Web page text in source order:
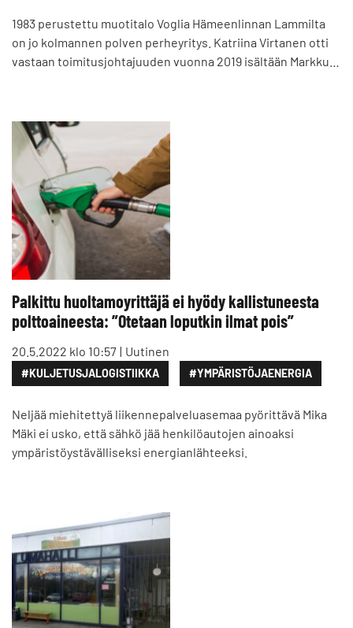
1983 perustettu muotitalo Voglia Hämeenlinnan Lammilta
on jo kolmannen polven perheyritys. Katriina Virtanen otti
vastaan toimitusjohtajuuden vuonna 2019 isältään Markku…
Palkittu huoltamoyrittäjä ei hyödy kallistuneesta
polttoaineesta: ”Otetaan loputkin ilmat pois”
20.5.2022 klo 10:57 Uutinen
#KULJETUSJALOGISTIIKKA #YMPÄRISTÖJAENERGIA
Neljää miehitettyä liikennepalveluasemaa pyörittävä Mika
Mäki ei usko, että sähkö jää henkilöautojen ainoaksi
ympäristöystävälliseksi energianlähteeksi.